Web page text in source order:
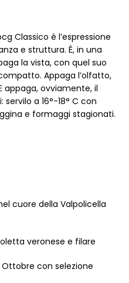
Classico è l’espressione
e struttura. È, in una
la vista, con quel suo
Appaga l’olfatto,
ovviamente, il
a 16°-18° C con
e formaggi stagionati.
cuore della Valpolicella
veronese e filare
con selezione